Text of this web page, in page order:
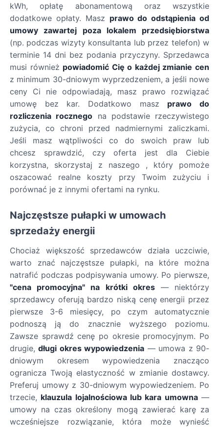
kWh, opłatę abonamentową oraz wszystkie
dodatkowe opłaty. Masz prawo do odstąpienia od
umowy zawartej poza lokalem przedsiębiorstwa
(np. podczas wizyty konsultanta lub przez telefon) w
terminie 14 dni bez podania przyczyny. Sprzedawca
musi również powiadomić Cię o każdej zmianie cen
z minimum 30-dniowym wyprzedzeniem, a jeśli nowe
ceny Ci nie odpowiadają, masz prawo rozwiązać
umowę bez kar. Dodatkowo masz prawo do
rozliczenia rocznego na podstawie rzeczywistego
zużycia, co chroni przed nadmiernymi zaliczkami.
Jeśli masz wątpliwości co do swoich praw lub
chcesz sprawdzić, czy oferta jest dla Ciebie
korzystna, skorzystaj z naszego , który pomoże
oszacować realne koszty przy Twoim zużyciu i
porównać je z innymi ofertami na rynku.
Najczęstsze pułapki w umowach
sprzedaży energii
Chociaż większość sprzedawców działa uczciwie,
warto znać najczęstsze pułapki, na które można
natrafić podczas podpisywania umowy. Po pierwsze,
"cena promocyjna" na krótki okres— niektórzy
sprzedawcy oferują bardzo niską cenę energii przez
pierwsze 3-6 miesięcy, po czym automatycznie
podnoszą ją do znacznie wyższego poziomu.
Zawsze sprawdź cenę po okresie promocyjnym. Po
drugie,długi okres wypowiedzenia — umowa z 90-
dniowym okresem wypowiedzenia znacząco
ogranicza Twoją elastyczność w zmianie dostawcy.
Preferuj umowy z 30-dniowym wypowiedzeniem. Po
trzecie, klauzula lojalnościowa lub kara umowna—
umowy na czas określony mogą zawierać karę za
wcześniejsze rozwiązanie, która może wynieść